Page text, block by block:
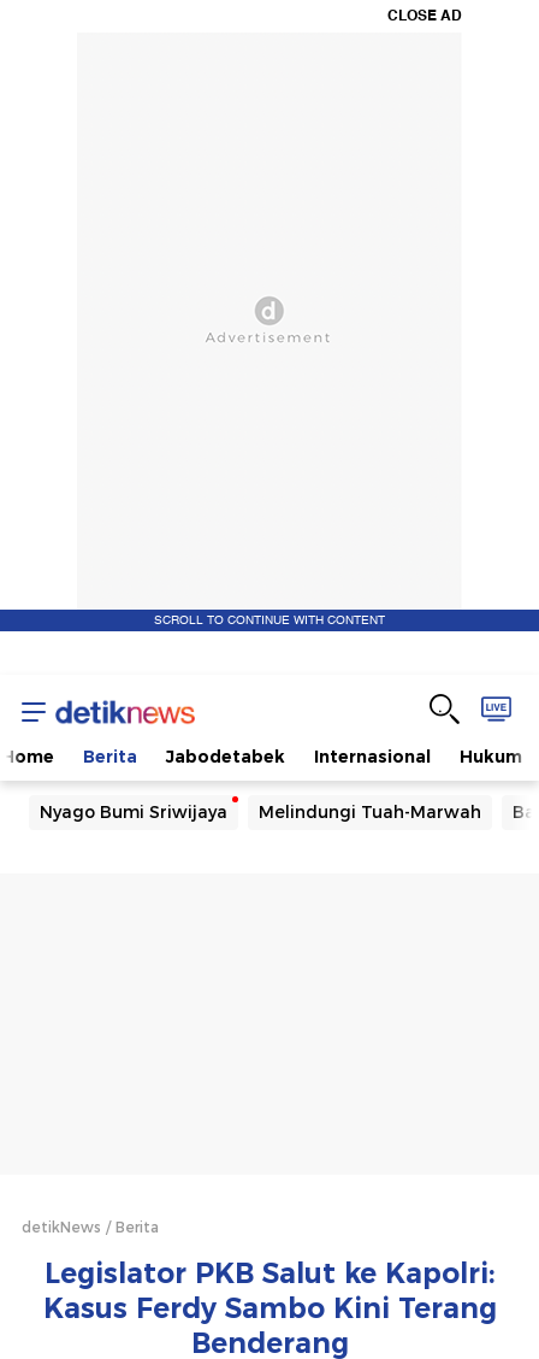
CLOSE AD
SCROLL TO CONTINUE WITH CONTENT
Home Berita Jabodetabek Internasional Hukum
Nyago Bumi Sriwijaya Melindungi Tuah-Marwah
detikNews Berita
Legislator PKB Salut ke Kapolri:
Kasus Ferdy Sambo Kini Terang
Benderang